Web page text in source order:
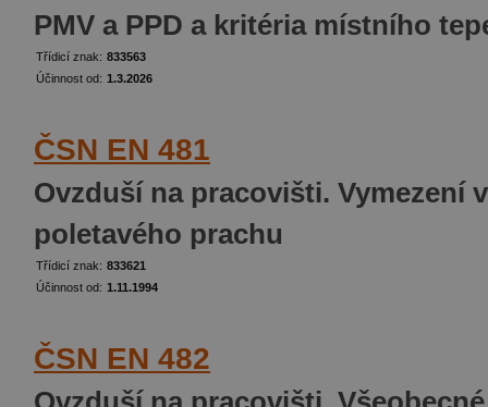
PMV a PPD a kritéria místního
Třídicí znak: 833563
Účinnost od: 1.3.2026
ČSN EN 481
Ovzduší na pracovišti. Vymezení
poletavého prachu
Třídicí znak: 833621
Účinnost od: 1.11.1994
ČSN EN 482